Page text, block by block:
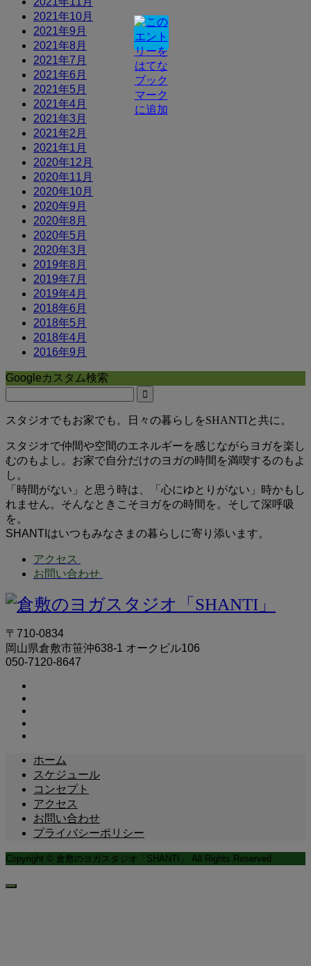
2021年10月
2021年9月
2021年8月
2021年7月
2021年6月
2021年5月
2021年4月
2021年3月
2021年2月
2021年1月
2020年12月
2020年11月
2020年10月
2020年9月
2020年8月
2020年5月
2020年3月
2019年8月
2019年7月
2019年4月
2018年6月
2018年5月
2018年4月
2016年9月
Googleカスタム検索
スタジオでもお家でも。日々の暮らしをSHANTIと共に。
スタジオで仲間や空間のエネルギーを感じながらヨガを楽し
むのもよし。お家で自分だけのヨガの時間を満喫するのもよ
し。
「時間がない」と思う時は、「心にゆとりがない」時かもし
れません。そんなときこそヨガをの時間を。そして深呼吸
を。
SHANTIはいつもみなさまの暮らしに寄り添います。
アクセス
お問い合わせ
〒710-0834
岡山県倉敷市笹沖638-1 オークビル106
050-7120-8647
ホーム
スケジュール
コンセプト
アクセス
お問い合わせ
プライバシーポリシー
Copyright © 倉敷のヨガスタジオ「SHANTI」 All Rights Reserved.